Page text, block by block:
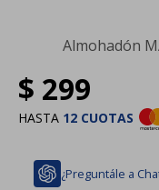
Almohadón
$ 299
HASTA 12 CUOTAS
¿Preguntále a